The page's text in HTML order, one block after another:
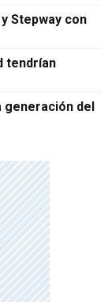
Stepway con
tendrían
del